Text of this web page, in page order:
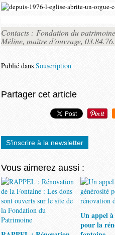
Contacts : Fondation du
Méline, maître d’ouvrage,
Publié dans Souscription
Partager cet article
S'inscrire à la newsletter
Vous aimerez aussi :
Un appel
pour la